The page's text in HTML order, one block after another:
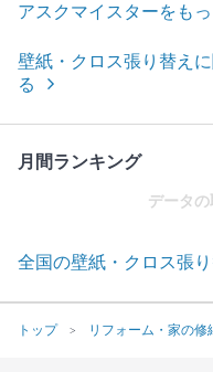
アスクマイスターをも
壁紙・クロス張り替え
る
月間ランキング
データの
全国の壁紙・クロス張
トップ リフォーム・家の修